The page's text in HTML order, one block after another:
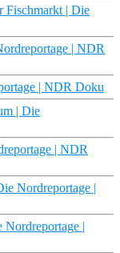
Fischmarkt | Die
| NDR
| NDR Doku
| Die
| NDR
Nordreportage |
Nordreportage |